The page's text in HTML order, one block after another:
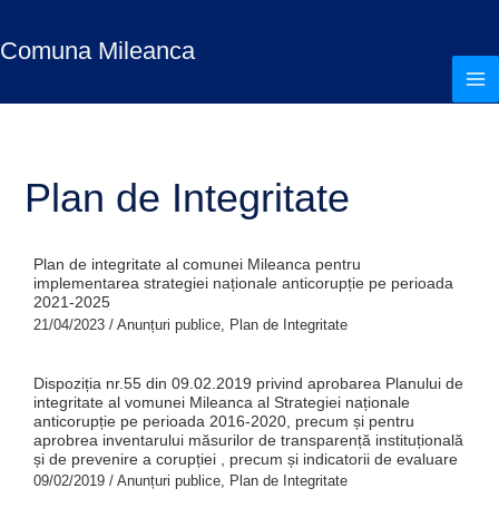
conținut
Comuna Mileanca
Plan de Integritate
Plan de integritate al comunei Mileanca pentru
implementarea strategiei naționale anticorupție pe perioada
2021-2025
21/04/2023 / Anunțuri publice, Plan de Integritate
Dispoziția nr.55 din 09.02.2019 privind aprobarea Planului de
integritate al vomunei Mileanca al Strategiei naționale
anticorupție pe perioada 2016-2020, precum și pentru
aprobrea inventarului măsurilor de transparență instituțională
și de prevenire a corupției , precum și indicatorii de evaluare
09/02/2019 / Anunțuri publice, Plan de Integritate
e
r